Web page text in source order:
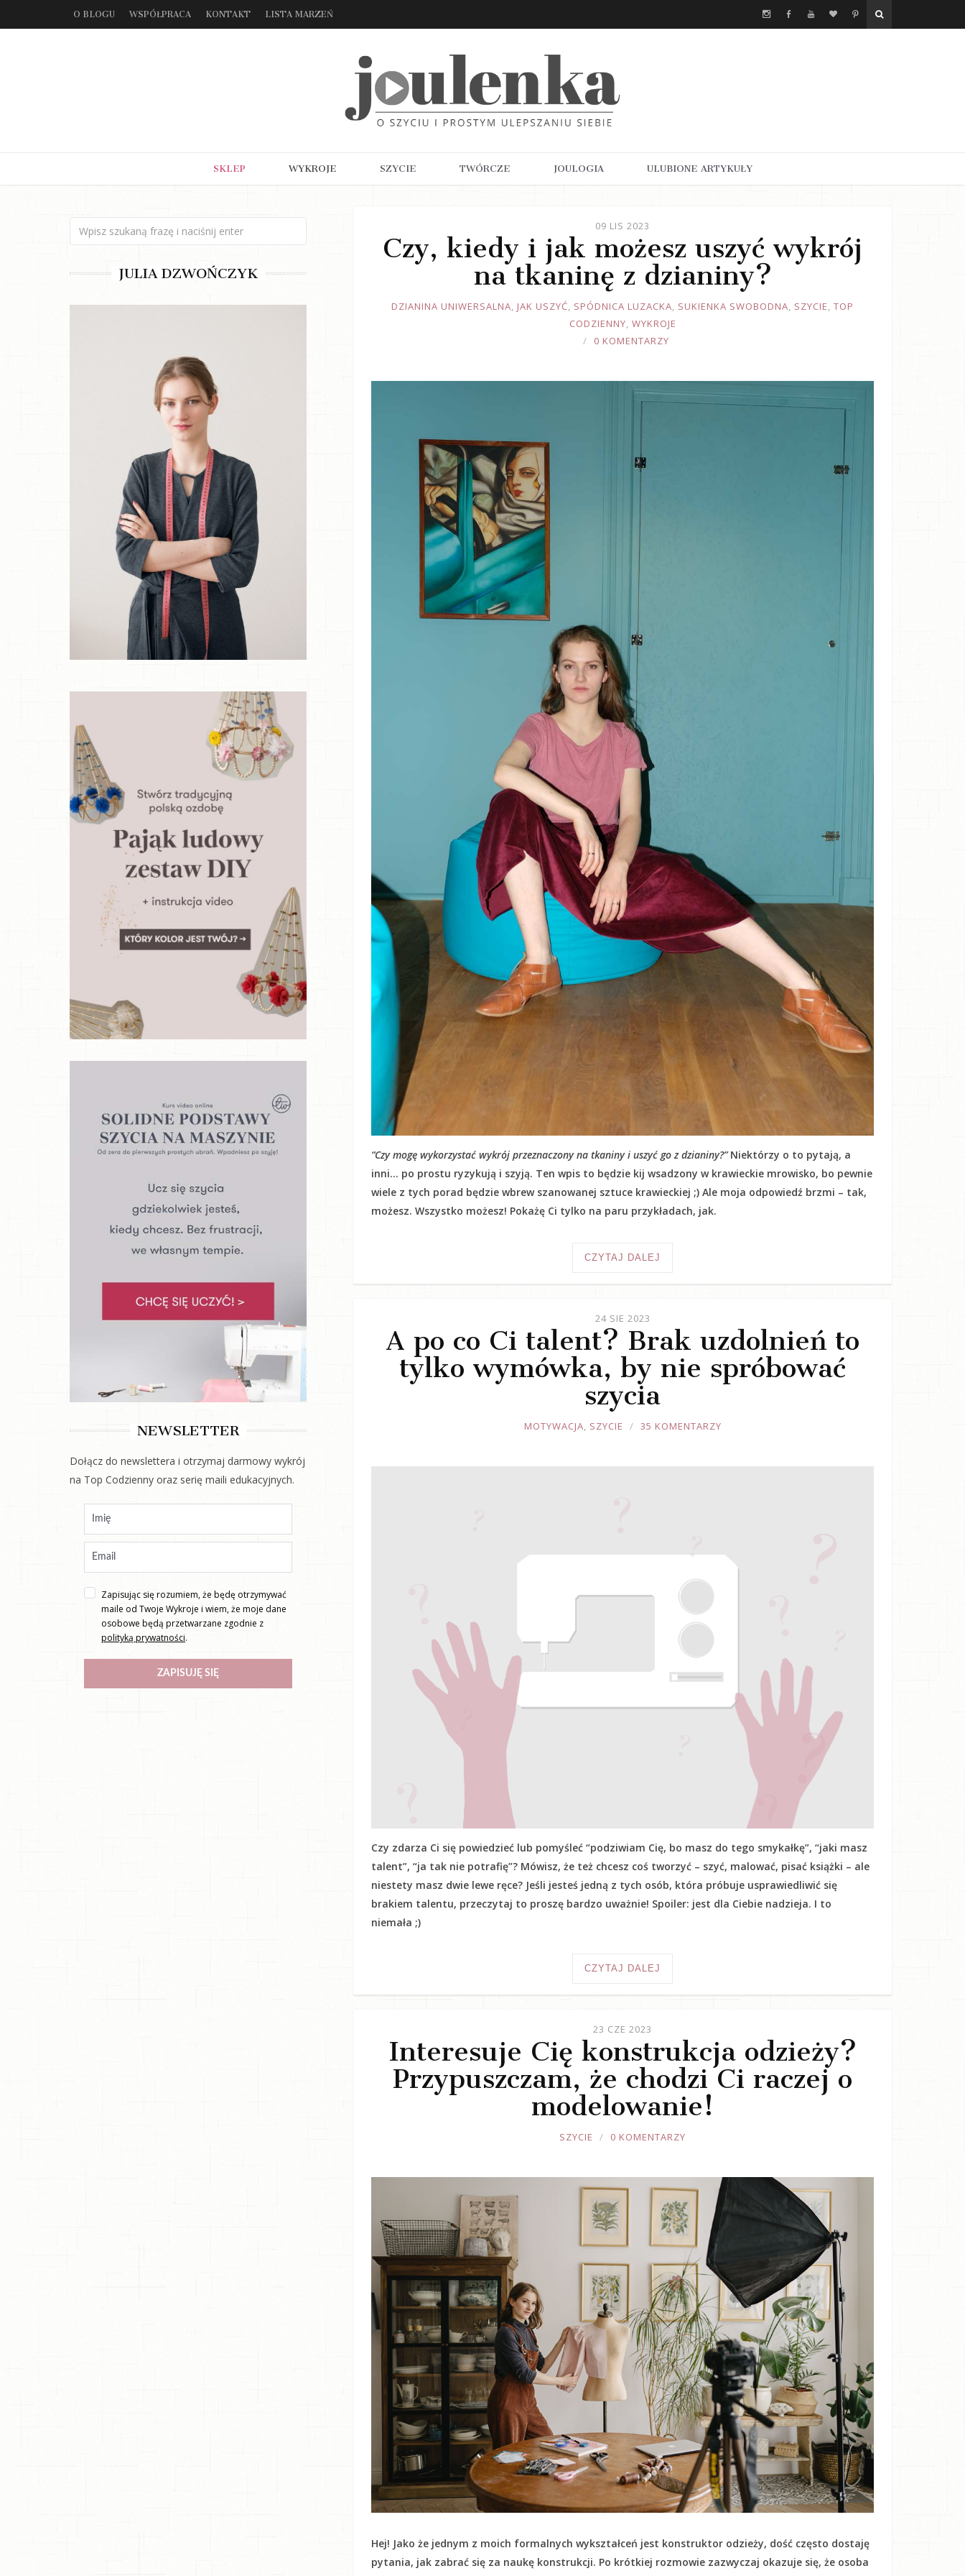
O BLOGU WSPÓŁPRACA KONTAKT LISTA MARZEŃ
SKLEP WYKROJE SZYCIE TWÓRCZE JOULOGIA ULUBIONE ARTYKUŁY
09 LIS 2023
Czy, kiedy i jak możesz uszyć wykrój
na tkaninę z dzianiny?
JOULEDZIANINA UNIWERSALNA, JAK USZYĆ, SPÓDNICA LUZACKA, SUKIENKA SWOBODNA, SZYCIE, TOP
CODZIENNY, WYKROJE
0 KOMENTARZY
“Czy mogę wykorzystać wykrój przeznaczony na tkaniny i uszyć go z dzianiny?”Niektórzy o to pytają, a
inni… po prostu ryzykują i szyją. Ten wpis to będzie kij wsadzony w krawieckie mrowisko, bo pewnie
wiele z tych porad będzie wbrew szanowanej sztuce krawieckiej ;) Ale moja odpowiedź brzmi – tak,
możesz. Wszystko możesz! Pokażę Ci tylko na paru przykładach, jak.
CZYTAJ DALEJ
24 SIE 2023
A po co Ci talent? Brak uzdolnień to
tylko wymówka, by nie spróbować
szycia
JOULE
MOTYWACJA, SZYCIE 35 KOMENTARZY
Czy zdarza Ci się powiedzieć lub pomyśleć “podziwiam Cię, bo masz do tego smykałkę”, “jaki masz
talent”, “ja tak nie potrafię”? Mówisz, że też chcesz coś tworzyć – szyć, malować, pisać książki – ale
niestety masz dwie lewe ręce? Jeśli jesteś jedną z tych osób, która próbuje usprawiedliwić się
brakiem talentu, przeczytaj to proszę bardzo uważnie! Spoiler: jest dla Ciebie nadzieja. I to
niemała ;)
CZYTAJ DALEJ
23 CZE 2023
Interesuje Cię konstrukcja odzieży?
Przypuszczam, że chodzi Ci raczej o
modelowanie!
JOULE
SZYCIE 0 KOMENTARZY
Hej! Jako że jednym z moich formalnych wykształceń jest konstruktor odzieży, dość często dostaję
pytania, jak zabrać się za naukę konstrukcji. Po krótkiej rozmowie zazwyczaj okazuje się, że osoba
JULIA DZWOŃCZYK
NEWSLETTER
Dołącz do newslettera i otrzymaj darmowy wykrój
na Top Codzienny oraz serię maili edukacyjnych.
Zapisując się rozumiem, że będę otrzymywać
maile od Twoje Wykroje i wiem, że moje dane
osobowe będą przetwarzane zgodnie z
polityką prywatności.
ZAPISUJĘ SIĘ